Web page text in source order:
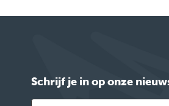
Schrijf je in op onze